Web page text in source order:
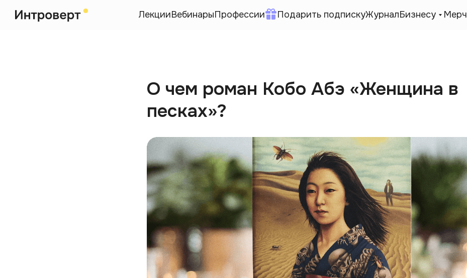
ЛекцииВебинарыПрофессии Подарить подпискуЖурналБизнесу Мерч
О чем роман Кобо Абэ «Женщина в
песках»?